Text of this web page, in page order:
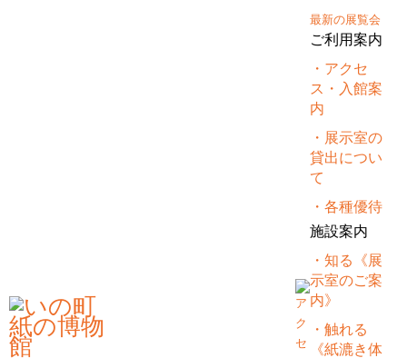
最新の展覧会
ご利用案内
・アクセ
ス・入館案
内
・展示室の
貸出につい
て
・各種優待
施設案内
・知る《展
示室のご案
内》
・触れる
《紙漉き体
第10回高知国際版画トリエンナー
第10回高知国際版画トリエンナーレ展の審査結果が決定致しました。
«源太さんの付箋メモができました
第10回高知国際版画トリエンナーレ展 前売り券販売のお知らせ
一覧へ